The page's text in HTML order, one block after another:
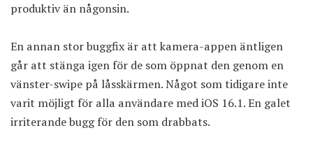
produktiv än någonsin.
En annan stor buggfix är att kamera-appen äntligen
går att stänga igen för de som öppnat den genom en
vänster-swipe på låsskärmen. Något som tidigare inte
varit möjligt för alla användare med iOS 16.1. En galet
irriterande bugg för den som drabbats.